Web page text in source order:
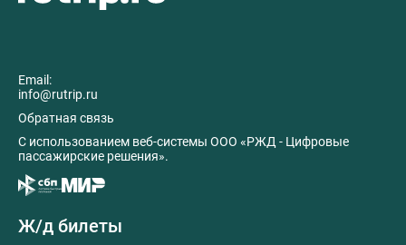
Email:
info@rutrip.ru
Обратная связь
C использованием веб-системы ООО «РЖД - Цифровые
пассажирские решения».
Ж/д билеты